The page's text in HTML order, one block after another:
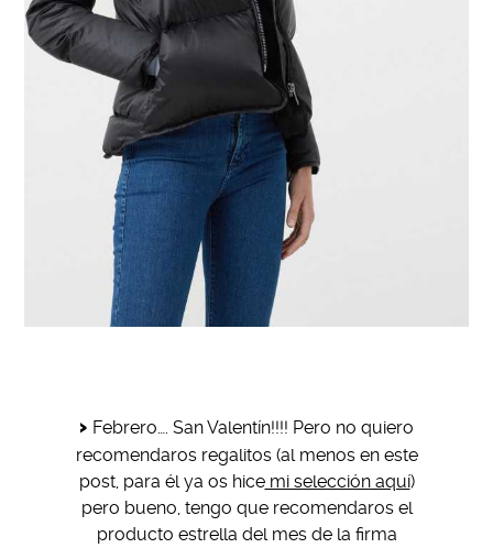
Febrero…. San Valentín!!!! Pero no quiero
recomendaros regalitos (al menos en este
post, para él ya os hicemi selección aquí)
pero bueno, tengo que recomendaros el
producto estrella del mes de la firma